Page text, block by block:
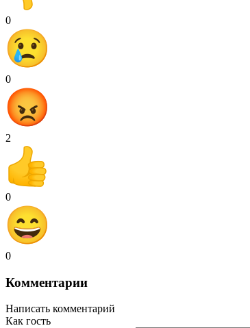
0
0
2
0
0
Комментарии
Написать комментарий
Как гость